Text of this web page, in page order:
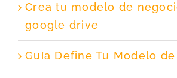
Crea tu modelo de
google drive
Guía Define Tu Modelo